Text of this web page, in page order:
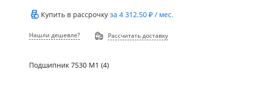
Купить в рассрочкуза4 312.50 ₽ / мес.
Нашли дешевле? Рассчитать доставку
Подшипник 7530 М1 (4)